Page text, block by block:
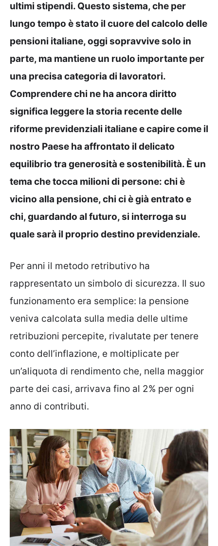
ultimi stipendi. Questo sistema, che per
lungo tempo è stato il cuore del calcolo delle
pensioni italiane, oggi sopravvive solo in
parte, ma mantiene un ruolo importante per
una precisa categoria di lavoratori.
Comprendere chi ne ha ancora diritto
significa leggere la storia recente delle
riforme previdenziali italiane e capire come il
nostro Paese ha affrontato il delicato
equilibrio tra generosità e sostenibilità. È un
tema che tocca milioni di persone: chi è
vicino alla pensione, chi ci è già entrato e
chi, guardando al futuro, si interroga su
quale sarà il proprio destino previdenziale.
Per anni il metodo retributivo ha
rappresentato un simbolo di sicurezza. Il suo
funzionamento era semplice: la pensione
veniva calcolata sulla media delle ultime
retribuzioni percepite, rivalutate per tenere
conto dell’inflazione, e moltiplicate per
un’aliquota di rendimento che, nella maggior
parte dei casi, arrivava fino al 2% per ogni
anno di contributi.